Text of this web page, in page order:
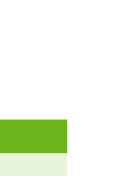
受付内